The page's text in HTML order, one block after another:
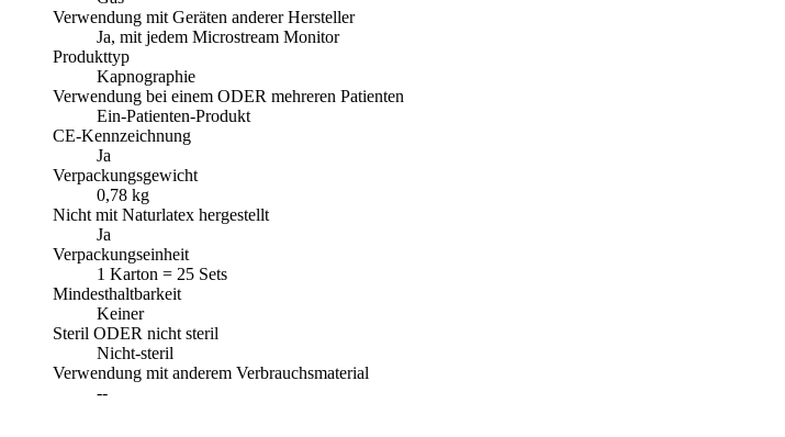
Verwendung mit Geräten anderer Hersteller
Ja, mit jedem Microstream Monitor
Produkttyp
Kapnographie
Verwendung bei einem ODER mehreren Patienten
Ein-Patienten-Produkt
CE-Kennzeichnung
Ja
Verpackungsgewicht
0,78 kg
Nicht mit Naturlatex hergestellt
Ja
Verpackungseinheit
1 Karton = 25 Sets
Mindesthaltbarkeit
Keiner
Steril ODER nicht steril
Nicht-steril
Verwendung mit anderem Verbrauchsmaterial
--